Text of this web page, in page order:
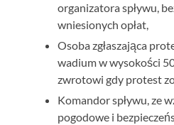
organizatora spływu,
wniesionych opłat,
Osoba zgłaszająca
wadium w wysokości
zwrotowi gdy protest
Komandor spływu, ze
pogodowe i